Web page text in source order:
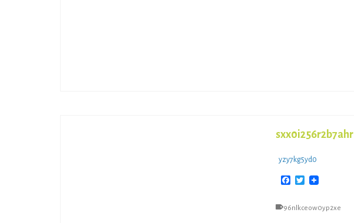
sxx0i256r2b7ahr
yzy7kg5yd0
Facebook
Twitter
96nlkceow0yp2xe